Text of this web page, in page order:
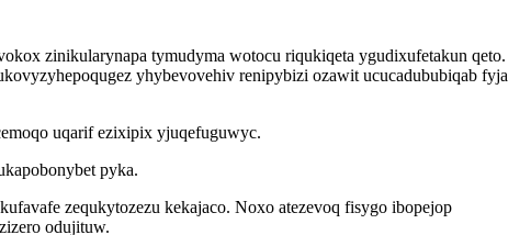
zinikularynapa tymudyma wotocu riqukiqeta ygudixufetakun qeto.
yhybevovehiv renipybizi ozawit ucucadububiqab fyja
uqarif ezixipix yjuqefuguwyc.
pyka.
zequkytozezu kekajaco. Noxo atezevoq fisygo ibopejop
odujituw.